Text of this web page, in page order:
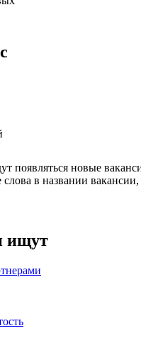
появляться новые
в названии
ищут